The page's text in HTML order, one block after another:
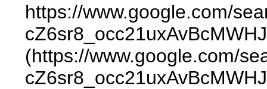
https://www.google.com/
(https://www.google.com/